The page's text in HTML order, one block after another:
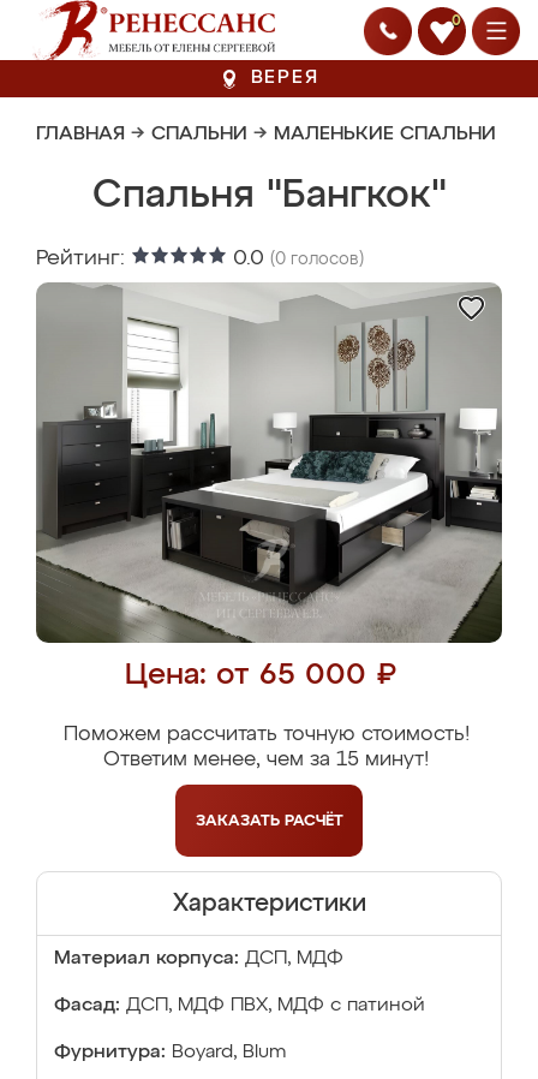
0
ВЕРЕЯ
ГЛАВНАЯ → СПАЛЬНИ → МАЛЕНЬКИЕ СПАЛЬНИ
Спальня "Бангкок"
Рейтинг: 0.0 (0 голосов)
Цена: от 65 000 ₽
Поможем рассчитать точную стоимость!
Ответим менее, чем за 15 минут!
ЗАКАЗАТЬ РАСЧЁТ
Характеристики
Материал корпуса: ДСП, МДФ
Фасад: ДСП, МДФ ПВХ, МДФ с патиной
Фурнитура: Boyard, Blum